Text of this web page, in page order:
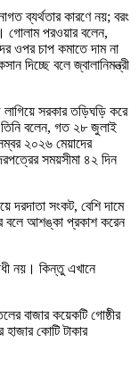
ব্যর্থতার কারণে নয়; বরং
গোলাম পরওয়ার বলেন,
ওপর চাপ কমাতে দাম না
দিচ্ছে বলে জ্বালানিমন্ত্রী
সরকার তড়িঘড়ি করে
বলেন, গত ২৮ জুলাই
২০২৬ মেয়াদের
সময়সীমা ৪২ দিন
দরদাতা সংকট, বেশি দামে
বলে আশঙ্কা প্রকাশ করেন
নয়। কিন্তু এখানে
বাজার কয়েকটি গোষ্ঠীর
হাজার কোটি টাকার